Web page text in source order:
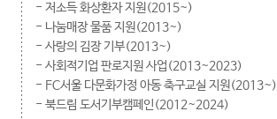
- 저소득 화상환자 지원(2015~)
- 나눔매장 물품 지원(2013~)
- 사랑의 김장 기부(2013~)
- 사회적기업 판로지원 사업(2013~2023)
- FC서울 다문화가정 아동 축구교실 지원(2013~)
- 북드림 도서기부캠페인(2012~2024)